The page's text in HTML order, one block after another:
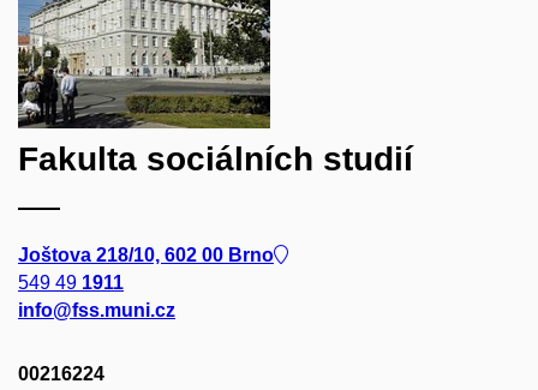
Fakulta sociálních studií
Joštova 218/10, 602 00 Brno
549 49 1911
info@fss.muni.cz
00216224